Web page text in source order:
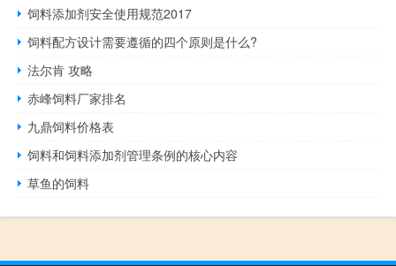
饲料添加剂安全使用规范2017
饲料配方设计需要遵循的四个原则是什么?
法尔肯 攻略
赤峰饲料厂家排名
九鼎饲料价格表
饲料和饲料添加剂管理条例的核心内容
草鱼的饲料